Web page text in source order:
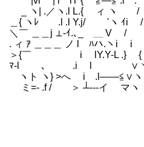
_ ヽ| .／ヽ.l L.{ ィ
＿{ ヽﾚ .l .l Y.j/ ゝ '
＼￣ ＿＿j ⊥-ｲ.､_ ＿
. ィ ｱ ＿＿＿ ノ l ﾊハ
＞{￣ i lY.Y-L .}
ﾏ-l ､ .i l ∨ヽ ＿
ヽト ヽ} >へ i .l――≦∨ヽ
ミ=- .f / ＞ ┴---イ マヽ